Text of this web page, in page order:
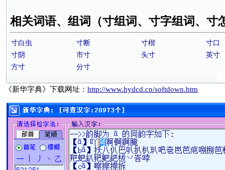
相关词语、组词（寸组词、寸字组词、寸
寸白虫 寸断 寸楷
寸口
寸阴
市寸 头寸
英寸
方寸
分寸
《新华字典》下载网址： http://www.hydcd.cn/softdown.htm